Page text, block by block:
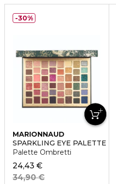
MARIONNAUD
SPARKLING EYE PALETTE
Palette Ombretti
24,43 €
34,90 €
30%